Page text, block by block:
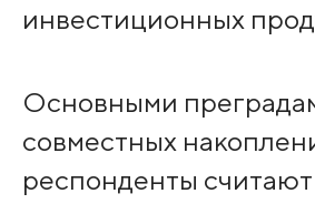
инвестиционных
Основными
совместных
респонденты считают